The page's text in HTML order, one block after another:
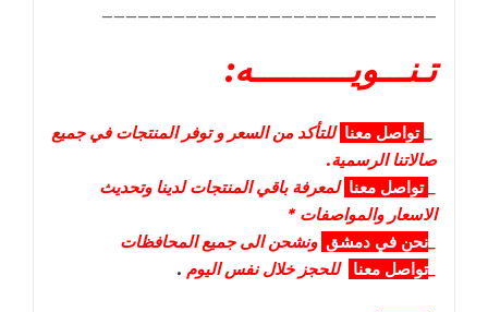
____________________________
تـنـــويــــــــــه:
تواصل معنا للتأكد من السعر و توفر المنتجات في جميع
صالاتنا الرسمية.
تواصل معنا لمعرفة باقي المنتجات لدينا وتحديث
الاسعار والمواصفات *
نحن في دمشق ونشحن الى جميع المحافظات
تواصل معنا للحجز خلال نفس اليوم .